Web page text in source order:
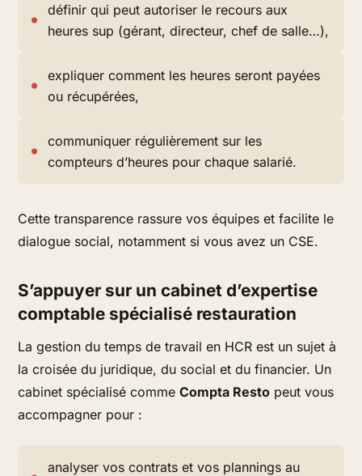
définir qui peut autoriser le recours aux
heures sup (gérant, directeur, chef de salle…),
expliquer comment les heures seront payées
ou récupérées,
communiquer régulièrement sur les
compteurs d’heures pour chaque salarié.
Cette transparence rassure vos équipes et facilite le
dialogue social, notamment si vous avez un CSE.
S’appuyer sur un cabinet d’expertise
comptable spécialisé restauration
La gestion du temps de travail en HCR est un sujet à
la croisée du juridique, du social et du financier. Un
cabinet spécialisé commeCompta Resto peut vous
accompagner pour :
analyser vos contrats et vos plannings au